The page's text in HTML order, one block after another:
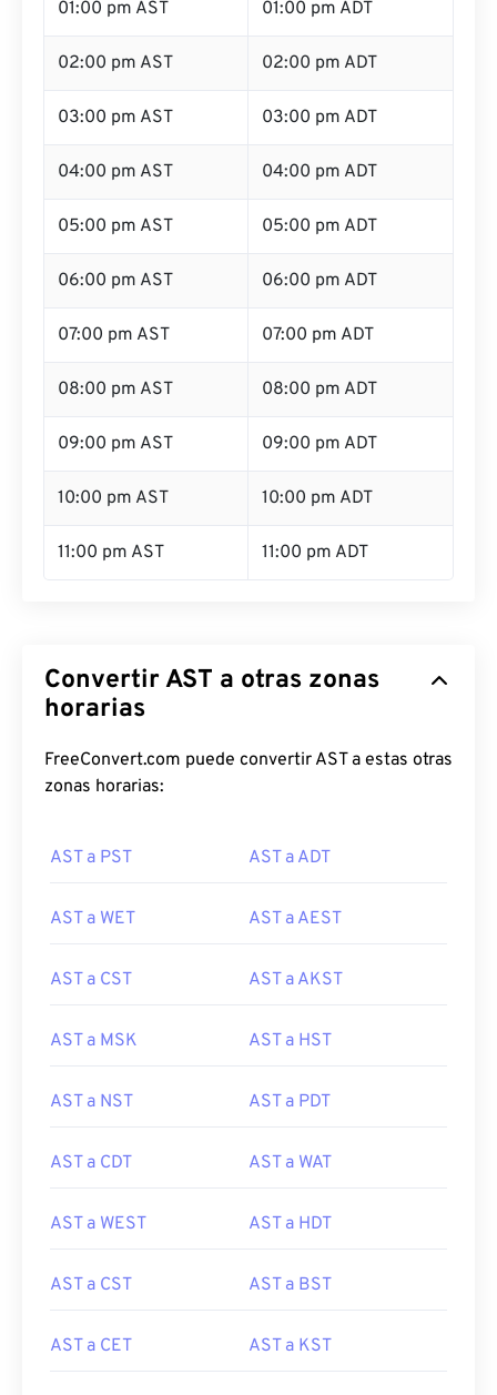
01:00 pm AST 01:00 pm ADT
02:00 pm AST 02:00 pm ADT
03:00 pm AST 03:00 pm ADT
04:00 pm AST 04:00 pm ADT
05:00 pm AST 05:00 pm ADT
06:00 pm AST 06:00 pm ADT
07:00 pm AST 07:00 pm ADT
08:00 pm AST 08:00 pm ADT
09:00 pm AST 09:00 pm ADT
10:00 pm AST 10:00 pm ADT
11:00 pm AST 11:00 pm ADT
Convertir AST a otras zonas
horarias
FreeConvert.com puede convertir AST a estas otras
zonas horarias:
AST a PST AST a ADT
AST a WET AST a AEST
AST a CST AST a AKST
AST a MSK AST a HST
AST a NST AST a PDT
AST a CDT AST a WAT
AST a WEST AST a HDT
AST a CST AST a BST
AST a CET AST a KST